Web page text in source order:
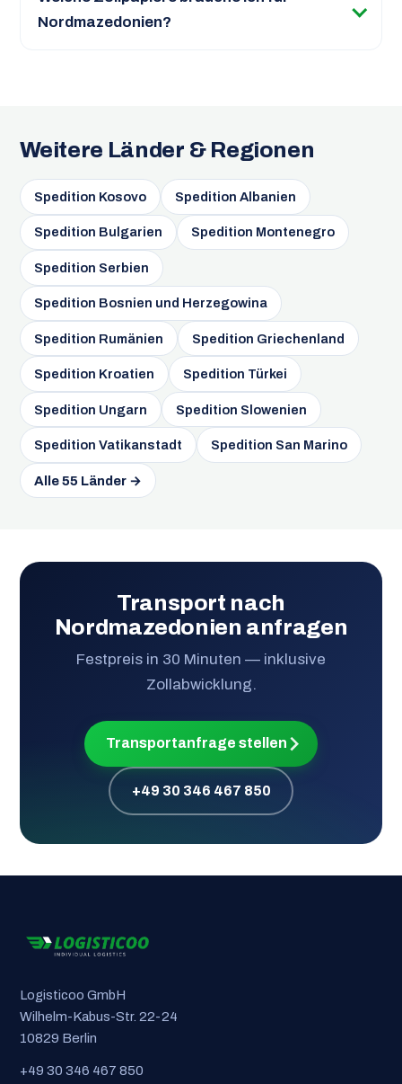
Nordmazedonien?
Weitere Länder & Regionen
Spedition Kosovo Spedition Albanien
Spedition Bulgarien Spedition Montenegro
Spedition Serbien
Spedition Bosnien und Herzegowina
Spedition Rumänien Spedition Griechenland
Spedition Kroatien Spedition Türkei
Spedition Ungarn Spedition Slowenien
Spedition Vatikanstadt Spedition San Marino
Alle 55 Länder →
Transport nach
Nordmazedonien anfragen
Festpreis in 30 Minuten — inklusive
Zollabwicklung.
Transportanfrage stellen
+49 30 346 467 850
Logisticoo GmbH
Wilhelm-Kabus-Str. 22-24
10829 Berlin
+49 30 346 467 850